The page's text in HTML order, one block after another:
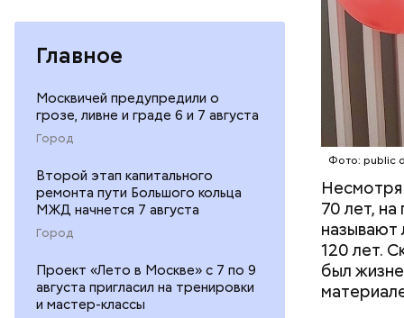
Главное
Москвичей предупредили о
грозе, ливне и граде 6 и 7 августа
Город
Второй этап капитального
ремонта пути Большого кольца
МЖД начнется 7 августа
Город
Проект «Лето в Москве» с 7 по 9
августа пригласил на тренировки
и мастер-классы
Фото: public
Несмотря
70 лет,
называют
120 лет.
был
Фото:
Фото: